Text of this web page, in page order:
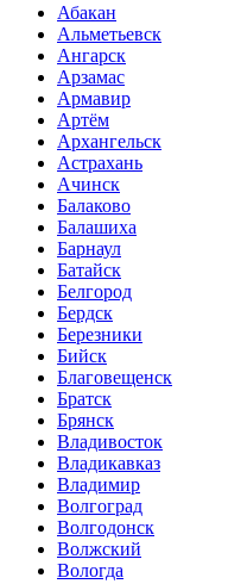
Абакан
Альметьевск
Ангарск
Арзамас
Армавир
Артём
Архангельск
Астрахань
Ачинск
Балаково
Балашиха
Барнаул
Батайск
Белгород
Бердск
Березники
Бийск
Благовещенск
Братск
Брянск
Владивосток
Владикавказ
Владимир
Волгоград
Волгодонск
Волжский
Вологда